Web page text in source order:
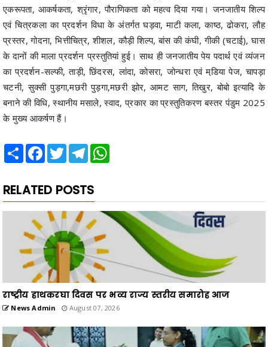
एकरूपता, आकर्षकता, श्रृंगार, पौराणिकता को महत्व दिया गया। जनजातीय शिल्प
एवं चित्रकला का प्रदर्शन विधा के अंतर्गत घड़वा, माटी कला, काष्ठ, ढोकरा, लौह
प्रस्तर, गोदना, भित्तीचित्र, शीशल, कौड़ी शिल्प, बांस की कंघी, गीकी (चटाई), घास
के दानों की माला प्रदर्शन प्रस्तुतियां हुई। साथ ही जनजातीय पेय पदार्थ एवं व्यंजन
का प्रदर्शन-सल्फी, ताड़ी, छिंदरस, लांदा, कोसरा, जोन्धरा एवं मडि़या पेज, चापड़ा
चटनी, सुक्सी पुड़गा,मछरी पुड़गा,मछरी झोर, आमट साग, तिखुर, बोबो इत्यादि के
बनाने की विधि, स्थानीय मसाले, स्वाद, प्रकार का प्रस्तुतिकरण बस्तर पंडुम 2025
के मुख्य आकर्षण हैं।
Share Facebook
TwitterTelegram
RELATED POSTS
राष्ट्रीय हाथकरघा दिवस पर भव्य राज्य स्तरीय समारोह आज
News Admin August 07, 2026